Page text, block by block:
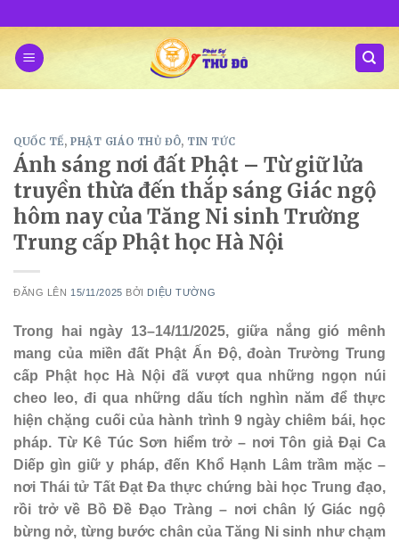
content
QUỐC TẾ,PHẬT GIÁO THỦ ĐÔ, TIN TỨC
Ánh sáng nơi đất Phật – Từ giữ lửa
truyền thừa đến thắp sáng Giác ngộ
hôm nay của Tăng Ni sinh Trường
Trung cấp Phật học Hà Nội
ĐĂNG LÊN 15/11/2025 BỞI DIỆU TƯỜNG
Trong hai ngày 13–14/11/2025, giữa nắng gió mênh
mang của miền đất Phật Ấn Độ, đoàn Trường Trung
cấp Phật học Hà Nội đã vượt qua những ngọn núi
cheo leo, đi qua những dấu tích nghìn năm để thực
hiện chặng cuối của hành trình 9 ngày chiêm bái, học
pháp. Từ Kê Túc Sơn hiểm trở – nơi Tôn giả Đại Ca
Diếp gìn giữ y pháp, đến Khổ Hạnh Lâm trầm mặc –
nơi Thái tử Tất Đạt Đa thực chứng bài học Trung đạo,
rồi trở về Bồ Đề Đạo Tràng – nơi chân lý Giác ngộ
bừng nở, từng bước chân của Tăng Ni sinh như chạm